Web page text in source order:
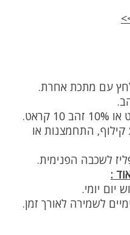
עם מתכת אחרת.
קילוף, התחמצנות או
לשכבה הפנימית.
:
יום יומי.
לשמירה לאורך זמן.